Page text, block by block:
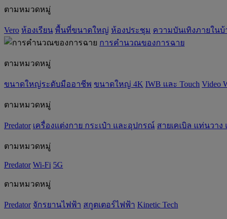
ตามหมวดหมู่
Vero ห้องเรียน พื้นที่ขนาดใหญ่ ห้องประชุม ความบันเทิงภายในบ้
การคำนวณของการฉาย
ตามหมวดหมู่
ขนาดใหญ่ระดับมืออาชีพ ขนาดใหญ่ 4K IWB และ Touch Video
ตามหมวดหมู่
Predator เครื่องแต่งกาย กระเป๋า และอุปกรณ์ สายเคเบิล แท่นวาง
ตามหมวดหมู่
Predator Wi-Fi 5G
ตามหมวดหมู่
Predator จักรยานไฟฟ้า สกูตเตอร์ไฟฟ้า Kinetic Tech